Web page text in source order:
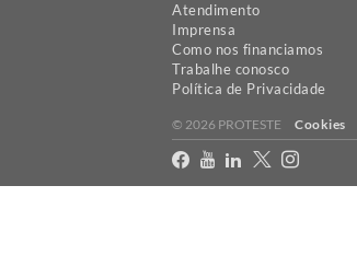
Atendimento
Imprensa
Como nos financiamos
Trabalhe conosco
Política de Privacidade
© 2026 PROTESTE Cookies